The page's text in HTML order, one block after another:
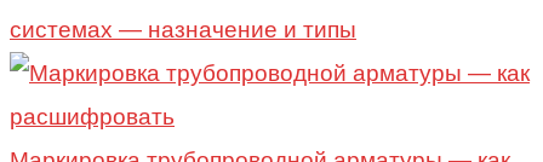
системах — назначение и типы